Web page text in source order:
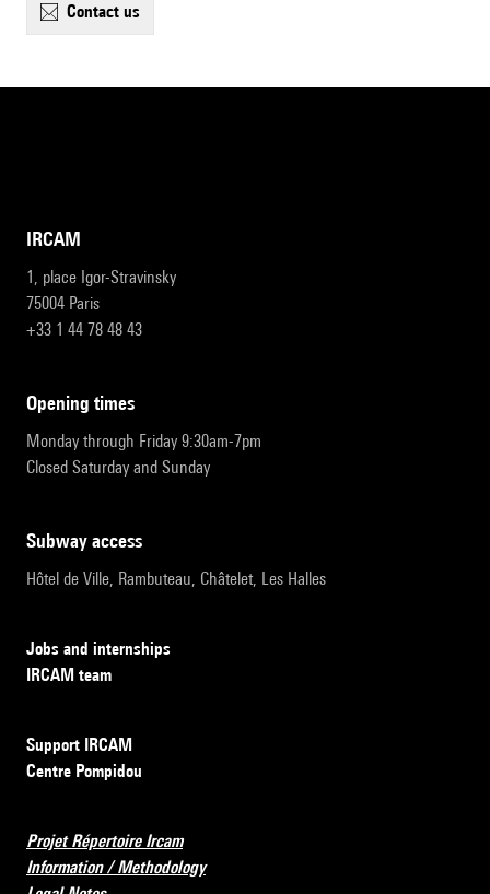
contact us
IRCAM
1, place Igor-Stravinsky
75004 Paris
+33 1 44 78 48 43
opening times
Monday through Friday 9:30am-7pm
Closed Saturday and Sunday
subway access
Hôtel de Ville, Rambuteau, Châtelet, Les Halles
Jobs and internships
IRCAM team
Support IRCAM
Centre Pompidou
Projet Répertoire Ircam
Information / Methodology